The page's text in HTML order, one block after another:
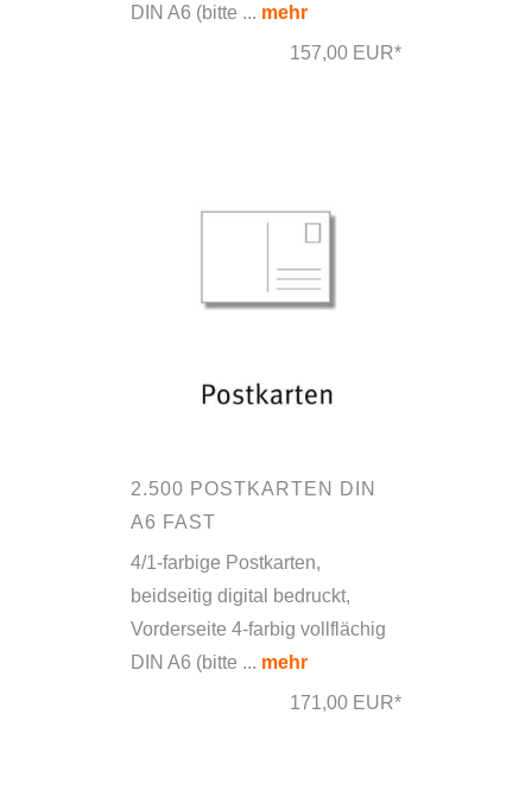
DIN A6 (bitte ... mehr
157,00 EUR*
2.500 POSTKARTEN DIN
A6 FAST
4/1-farbige Postkarten,
beidseitig digital bedruckt,
Vorderseite 4-farbig vollflächig
DIN A6 (bitte ... mehr
171,00 EUR*